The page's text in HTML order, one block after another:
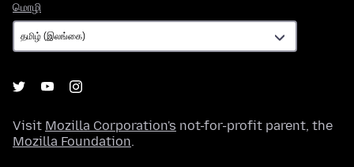
மொழி
Visit Mozilla Corporation's not-for-profit parent, the
Mozilla Foundation.